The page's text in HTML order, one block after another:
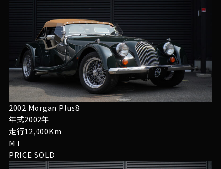
2002 Morgan Plus8
年式2002年
走行12,000Km
MT
PRICE SOLD